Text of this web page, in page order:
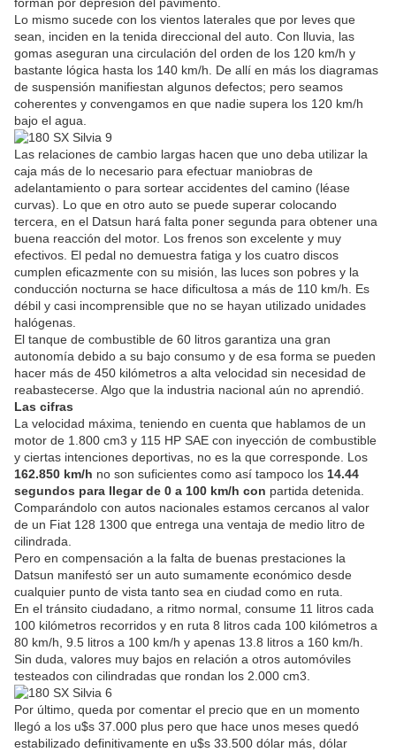
Lo mismo sucede con los vientos laterales que por leves que
sean, inciden en la tenida direccional del auto. Con lluvia, las
gomas aseguran una circulación del orden de los 120 km/h y
bastante lógica hasta los 140 km/h. De allí en más los diagramas
de suspensión manifiestan algunos defectos; pero seamos
coherentes y convengamos en que nadie supera los 120 km/h
bajo el agua.
Las relaciones de cambio largas hacen que uno deba utilizar la
caja más de lo necesario para efectuar maniobras de
adelantamiento o para sortear accidentes del camino (léase
curvas). Lo que en otro auto se puede superar colocando
tercera, en el Datsun hará falta poner segunda para obtener una
buena reacción del motor. Los frenos son excelente y muy
efectivos. El pedal no demuestra fatiga y los cuatro discos
cumplen eficazmente con su misión, las luces son pobres y la
conducción nocturna se hace dificultosa a más de 110 km/h. Es
débil y casi incomprensible que no se hayan utilizado unidades
halógenas.
El tanque de combustible de 60 litros garantiza una gran
autonomía debido a su bajo consumo y de esa forma se pueden
hacer más de 450 kilómetros a alta velocidad sin necesidad de
reabastecerse. Algo que la industria nacional aún no aprendió.
Las cifras
La velocidad máxima, teniendo en cuenta que hablamos de un
motor de 1.800 cm3 y 115 HP SAE con inyección de combustible
y ciertas intenciones deportivas, no es la que corresponde. Los
162.850 km/h no son suficientes como así tampoco los 14.44
segundos para llegar de 0 a 100 km/h con partida detenida.
Comparándolo con autos nacionales estamos cercanos al valor
de un Fiat 128 1300 que entrega una ventaja de medio litro de
cilindrada.
Pero en compensación a la falta de buenas prestaciones la
Datsun manifestó ser un auto sumamente económico desde
cualquier punto de vista tanto sea en ciudad como en ruta.
En el tránsito ciudadano, a ritmo normal, consume 11 litros cada
100 kilómetros recorridos y en ruta 8 litros cada 100 kilómetros a
80 km/h, 9.5 litros a 100 km/h y apenas 13.8 litros a 160 km/h.
Sin duda, valores muy bajos en relación a otros automóviles
testeados con cilindradas que rondan los 2.000 cm3.
Por último, queda por comentar el precio que en un momento
llegó a los u$s 37.000 plus pero que hace unos meses quedó
estabilizado definitivamente en u$s 33.500 dólar más, dólar